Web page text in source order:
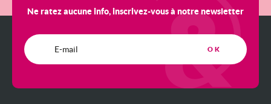
Ne ratez aucune info, inscrivez-vous à notre newsletter